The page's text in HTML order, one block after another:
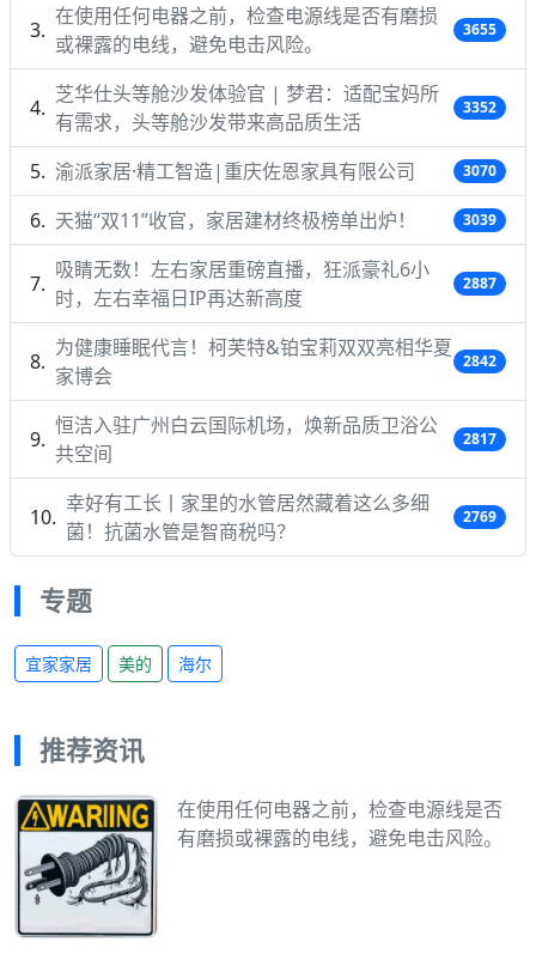
在使用任何电器之前，检查电源线是否有磨损
或裸露的电线，避免电击风险。
3655
芝华仕头等舱沙发体验官 | 梦君：适配宝妈所
有需求，头等舱沙发带来高品质生活
3352
渝派家居·精工智造|重庆佐恩家具有限公司 3070
天猫“双11”收官，家居建材终极榜单出炉！ 3039
吸睛无数！左右家居重磅直播，狂派豪礼6小
时，左右幸福日IP再达新高度
2887
为健康睡眠代言！柯芙特&铂宝莉双双亮相华夏
家博会
2842
恒洁入驻广州白云国际机场，焕新品质卫浴公
共空间
2817
幸好有工长丨家里的水管居然藏着这么多细
菌！抗菌水管是智商税吗？
2769
专题
宜家家居 美的 海尔
推荐资讯
在使用任何电器之前，检查电源线是否
有磨损或裸露的电线，避免电击风险。